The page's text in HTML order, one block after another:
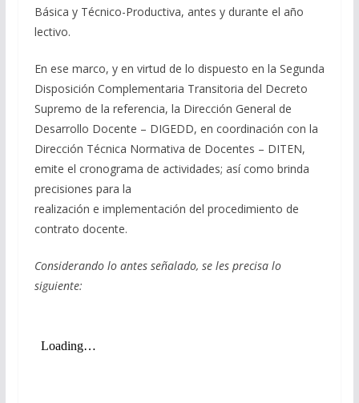
Básica y Técnico-Productiva, antes y durante el año
lectivo.
En ese marco, y en virtud de lo dispuesto en la Segunda
Disposición Complementaria Transitoria del Decreto
Supremo de la referencia, la Dirección General de
Desarrollo Docente – DIGEDD, en coordinación con la
Dirección Técnica Normativa de Docentes – DITEN,
emite el cronograma de actividades; así como brinda
precisiones para la
realización e implementación del procedimiento de
contrato docente.
Considerando lo antes señalado, se les precisa lo
siguiente: